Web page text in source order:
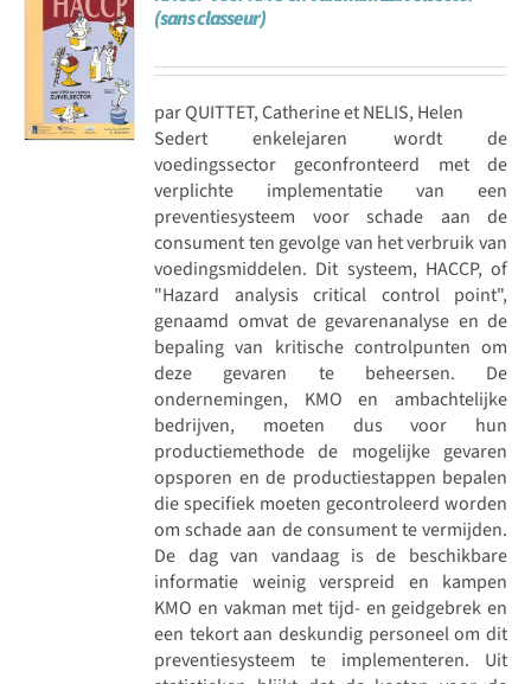
(sans classeur)
par QUITTET, Catherine et NELIS, Helen
Sedert enkelejaren wordt de
voedingssector geconfronteerd met de
verplichte implementatie van een
preventiesysteem voor schade aan de
consument ten gevolge van het verbruik van
voedingsmiddelen. Dit systeem, HACCP, of
"Hazard analysis critical control point",
genaamd omvat de gevarenanalyse en de
bepaling van kritische controlpunten om
deze gevaren te beheersen. De
ondernemingen, KMO en ambachtelijke
bedrijven, moeten dus voor hun
productiemethode de mogelijke gevaren
opsporen en de productiestappen bepalen
die specifiek moeten gecontroleerd worden
om schade aan de consument te vermijden.
De dag van vandaag is de beschikbare
informatie weinig verspreid en kampen
KMO en vakman met tijd- en geidgebrek en
een tekort aan deskundig personeel om dit
preventiesysteem te implementeren. Uit